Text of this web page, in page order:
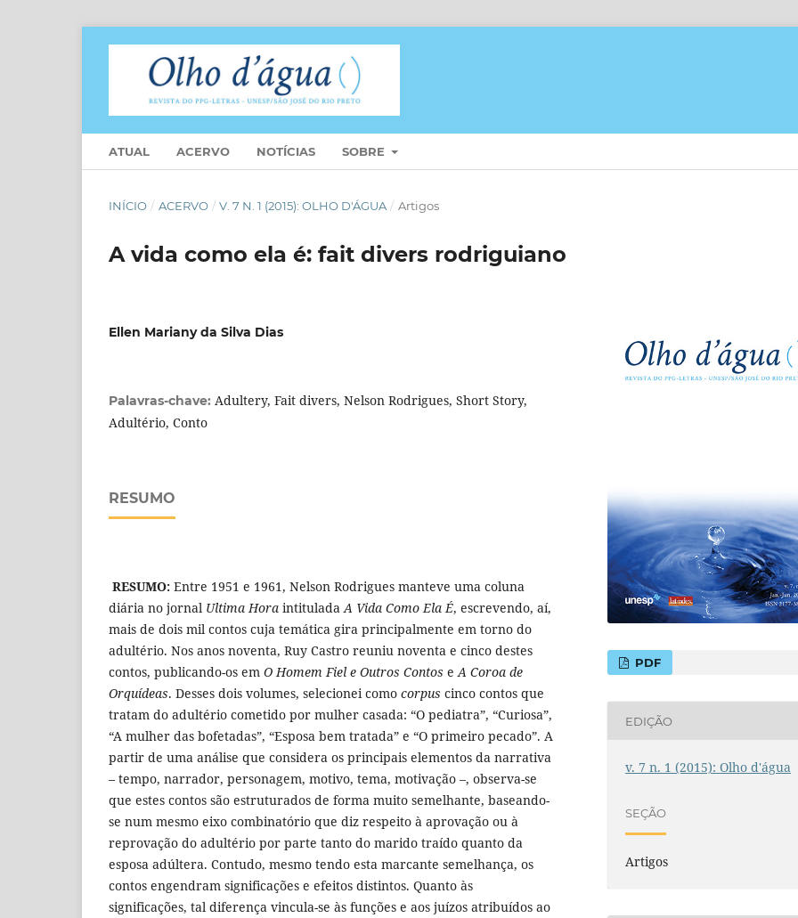
ATUAL ACERVO NOTÍCIAS SOBRE
INÍCIO / ACERVO / V. 7 N. 1 (2015): OLHO D'ÁGUA / Artigos
A vida como ela é: fait divers rodriguiano
Ellen Mariany da Silva Dias
Palavras-chave: Adultery, Fait divers, Nelson Rodrigues, Short Story,
Adultério, Conto
RESUMO
RESUMO: Entre 1951 e 1961, Nelson Rodrigues manteve uma coluna
diária no jornal Ultima Hora intituladaA Vida Como Ela É, escrevendo, aí,
mais de dois mil contos cuja temática gira principalmente em torno do
adultério. Nos anos noventa, Ruy Castro reuniu noventa e cinco destes
contos, publicando-os em O Homem Fiel e Outros Contos eA Coroa de
Orquídeas. Desses dois volumes, selecionei como corpus cinco contos que
tratam do adultério cometido por mulher casada: “O pediatra”, “Curiosa”,
“A mulher das bofetadas”, “Esposa bem tratada” e “O primeiro pecado”. A
partir de uma análise que considera os principais elementos da narrativa
– tempo, narrador, personagem, motivo, tema, motivação –, observa-se
que estes contos são estruturados de forma muito semelhante, baseando-
se num mesmo eixo combinatório que diz respeito à aprovação ou à
reprovação do adultério por parte tanto do marido traído quanto da
esposa adúltera. Contudo, mesmo tendo esta marcante semelhança, os
contos engendram significações e efeitos distintos. Quanto às
significações, tal diferença vincula-se às funções e aos juízos atribuídos ao
PDF
EDIÇÃO
v. 7 n. 1 (2015): Olho d'água
SEÇÃO
Artigos